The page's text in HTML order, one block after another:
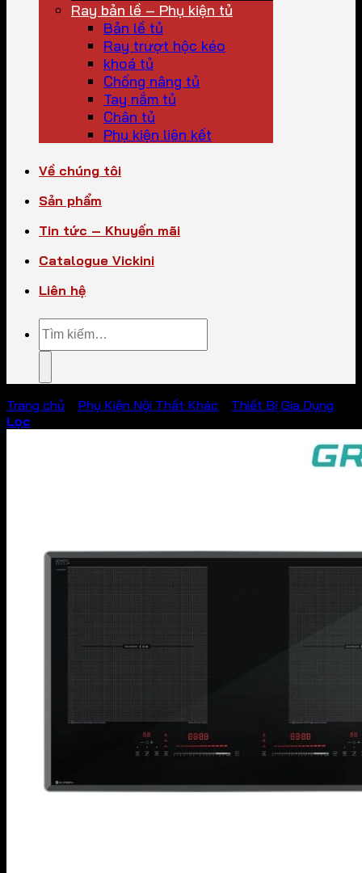
Ray bản lề – Phụ kiện tủ
Bản lề tủ
Ray trượt hộc kéo
khoá tủ
Chống nâng tủ
Tay nắm tủ
Chân tủ
Phụ kiện liên kết
Về chúng tôi
Sản phẩm
Tin tức – Khuyến mãi
Catalogue Vickini
Liên hệ
Tìm
kiếm:
Trang chủ Phụ Kiện Nội Thất Khác
Thiết Bị Gia Dụng
Lọc